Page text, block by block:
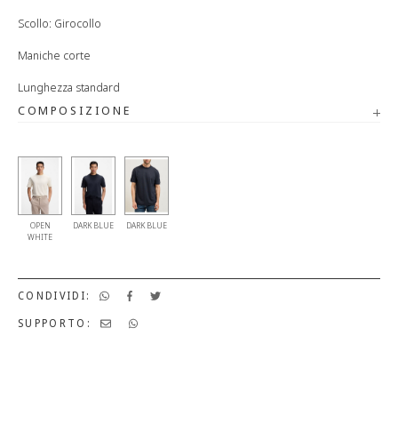
Scollo: Girocollo
Maniche corte
Lunghezza standard
COMPOSIZIONE
OPEN
WHITE
DARK BLUE DARK BLUE
CONDIVIDI:
SUPPORTO: